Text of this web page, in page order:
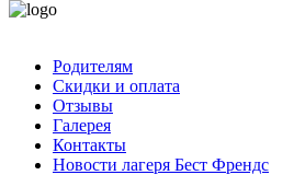
Родителям
Скидки и оплата
Отзывы
Галерея
Контакты
Новости лагеря Бест Френдс